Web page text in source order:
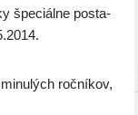
špe­ciál­ne posta­
roč­ní­kov,